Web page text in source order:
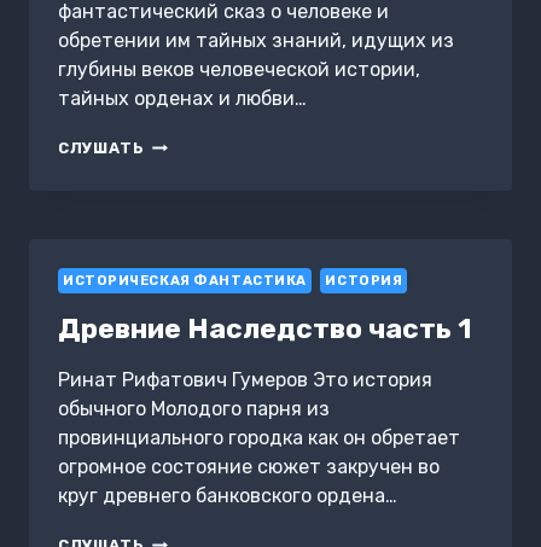
фантастический сказ о человеке и
обретении им тайных знаний, идущих из
глубины веков человеческой истории,
тайных орденах и любви…
СЛУШАТЬ ИСКАТЕЛЬ
ИСТОРИЧЕСКАЯ ФАНТАСТИКА ИСТОРИЯ
Древние Наследство часть 1
Ринат Рифатович Гумеров Это история
обычного Молодого парня из
провинциального городка как он обретает
огромное состояние сюжет закручен во
круг древнего банковского ордена…
ДРЕВНИЕ